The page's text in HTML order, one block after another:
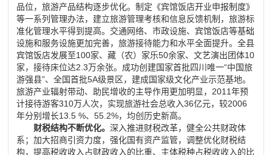
品位，旅游产品结构逐步优化。制定《宾馆饭店开业申报制度》
等一系列管理办法，建立旅游管理考核和信息反馈机制，旅游标
准化管理水平得到提高。交通网络、市政设施、宾馆饭店等基础
设施和服务设施更加完善，旅游接待能力和水平全面提升。全县
宾馆饭店发展至100家、藏（农）家乐50余家、文艺演出团体10
家，接待床位达2.3万余张。成功创建国家首批四川唯一“中国旅
游强县”、全国首批5A级景区，建成国家级文化产业示范基地。
旅游产业辐射带动、助民增收的主导作用更加明显， 2011年预
计接待游客310万人次，实现旅游社会总收入36亿元，较2006
年分别增长13.5 %、55.2%，均创历史新高。
财税结构不断优化。深入推进财税改革，健全公共财政体
系；加大招商引资力度，强化国有资产监管，调整优化财税结
构，提高税收收入占财政收入的比重、主体税种占税收收入的比